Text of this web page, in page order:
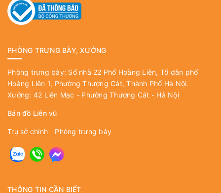
PHÒNG TRƯNG BÀY, XƯỞNG
Phòng trưng bày: Số nhà 22 Phố Hoàng Liên, Tổ dân phố
Hoàng Liên 1, Phường Thượng Cát, Thành Phố Hà Nội.
Xưởng: 42 Liên Mạc - Phường Thượng Cát - Hà Nội
Bản đồ Liên vũ
Trụ sở chính Phòng trưng bày
THÔNG TIN CẦN BIẾT